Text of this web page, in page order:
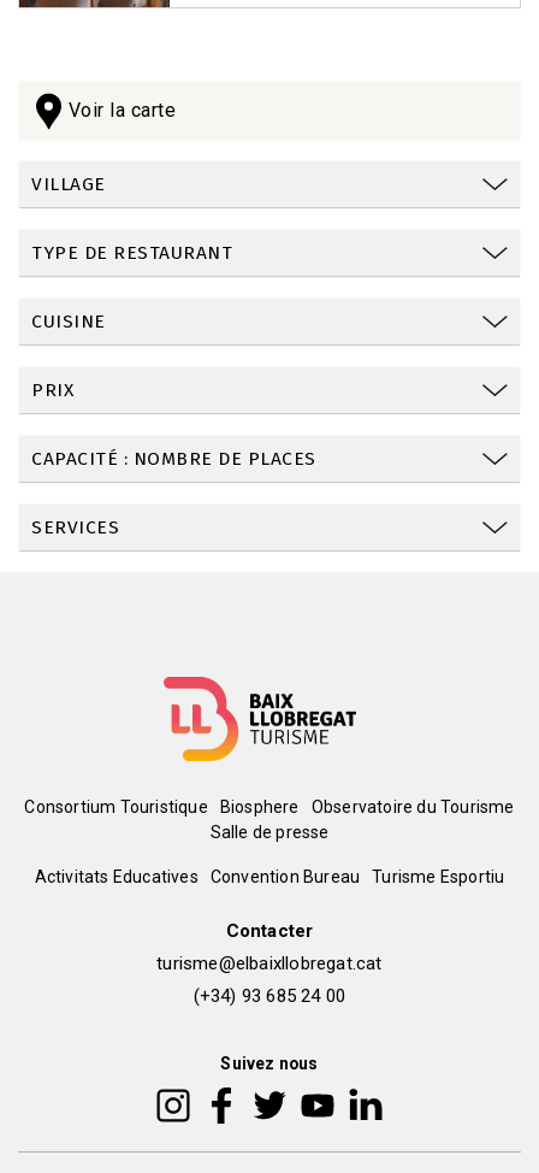
Voir la carte
VILLAGE
TYPE DE RESTAURANT
CUISINE
PRIX
CAPACITÉ : NOMBRE DE PLACES
SERVICES
Menú
del
Consortium Touristique Biosphere
Observatoire du Tourisme
Salle de presse
Peu
Activitats Educatives Convention Bureau Turisme Esportiu
Contacter
turisme@elbaixllobregat.cat
(+34) 93 685 24 00
Suivez nous